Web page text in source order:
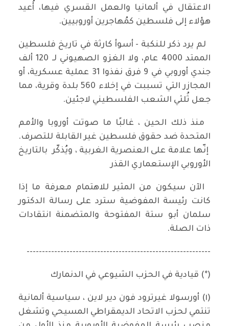
الاعتقال في ألمانيا والعمل القسري فيها، أُعيد
هؤلاء إلى فلسطين كمُهاجرين أوروبيين.
لم يرد ذكر للنكبة - أسوأ كارثة في تاريخ فلسطين
الممتد 4000 عام، ولا الغزو الصهيوني لـ 120 ألف
جندي أوروبي في 9 فرق نفذوا 31 عملية عسكرية، أو
المجازر التي تسببت في إخلاء 560 بلدة وقرية، مما
جعل ثُلثي الشعب الفلسطيني لاجئين.
منذ ذلك الحين ، غالبًا ما صوتت أوروبا والأمم
المتحدة ضد حقوق فلسطين غير القابلة للتصرف.
إنّها علامة على العنصرية الغربية ، ويُذكّر بالتاريخ
الأوروبي الإستعماري القذر
الآن سيكون من المثير للاهتمام معرفة ما إذا
كانت رئيسة المفوضية سترد على رسالة الدكتور
سلمان أبو ستة المفتوحة والمتضمنة انتقادات
ذات الصلة.
------------------------------------------------------------
(*) قيادية في الحزب الشيوعي في الدنمارك
(١) أورسولا غيرترود فون دير لاين ، سياسية ألمانية
تنتمي لحزب الاتحاد الديمقراطي المسيحي وتشغل